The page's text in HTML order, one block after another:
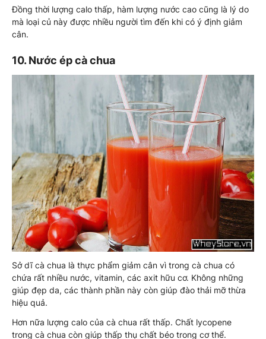
Đồng thời lượng calo thấp, hàm lượng nước cao cũng là lý do
mà loại củ này được nhiều người tìm đến khi có ý định giảm
cân.
10. Nước ép cà chua
Sở dĩ cà chua là thực phẩm giảm cân vì trong cà chua có
chứa rất nhiều nước, vitamin, các axit hữu cơ. Không những
giúp đẹp da, các thành phần này còn giúp đào thải mỡ thừa
hiệu quả.
Hơn nữa lượng calo của cà chua rất thấp. Chất lycopene
trong cà chua còn giúp thấp thụ chất béo trong cơ thể.